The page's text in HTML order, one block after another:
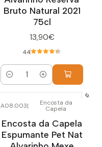
Bruto Natural 2021
75cl
13,90€
4.4
Quantidade
A08.003| Encosta da
Capela
Encosta da Capela
Espumante Pet Nat